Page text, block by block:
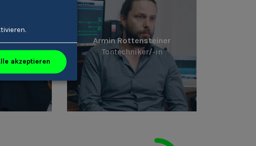
Armin Rottensteiner
Tontechniker/-in
akzeptieren